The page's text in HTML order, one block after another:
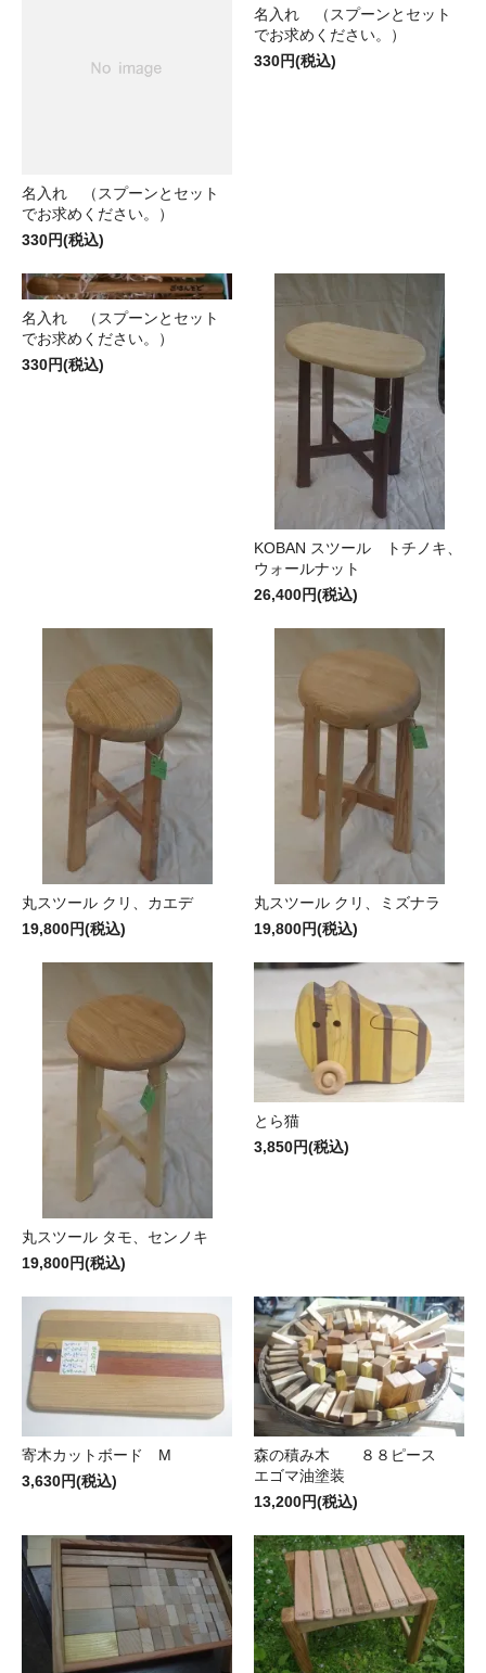
名入れ （スプーンとセット
でお求めください。）
330円(税込)
名入れ （スプーンとセット
でお求めください。）
330円(税込)
名入れ （スプーンとセット
でお求めください。）
330円(税込)
KOBAN スツール トチノキ、
ウォールナット
26,400円(税込)
丸スツール クリ、カエデ
19,800円(税込)
丸スツール クリ、ミズナラ
19,800円(税込)
丸スツール タモ、センノキ
19,800円(税込)
とら猫
3,850円(税込)
寄木カットボード M
3,630円(税込)
森の積み木 ８８ピース
エゴマ油塗装
13,200円(税込)